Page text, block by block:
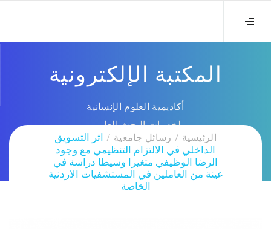
المكتبة الإلكترونية
أكاديمية العلوم الإنسانية
لخدمات البحث العلمي
الرئيسية
رسائل جامعية
اثر التسويق
الداخلي في الالتزام التنظيمي مع وجود
الرضا الوظيفي متغيرا وسيطا دراسة في
عينة من العاملين في المستشفيات الاردنية
الخاصة